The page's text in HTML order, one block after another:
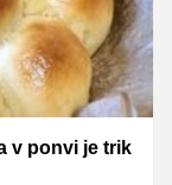
v ponvi je trik